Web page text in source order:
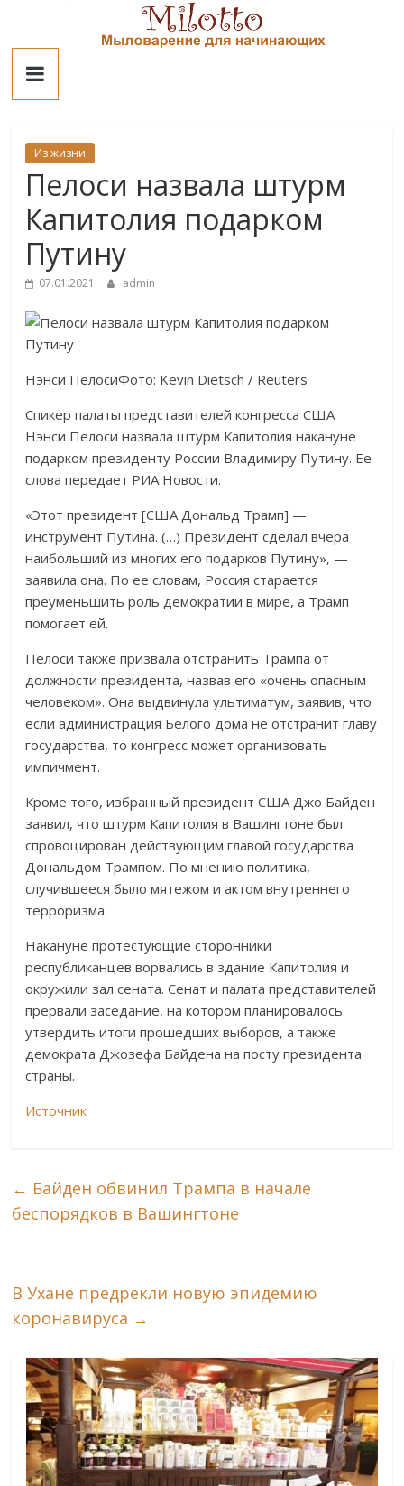
contentМилотто
Из жизни
Пелоси назвала штурм
Капитолия подарком
Путину
07.01.2021 admin
Нэнси ПелосиФото: Kevin Dietsch / Reuters
Спикер палаты представителей конгресса США
Нэнси Пелоси назвала штурм Капитолия накануне
подарком президенту России Владимиру Путину. Ее
слова передает РИА Новости.
«Этот президент [США Дональд Трамп] —
инструмент Путина. (…) Президент сделал вчера
наибольший из многих его подарков Путину», —
заявила она. По ее словам, Россия старается
преуменьшить роль демократии в мире, а Трамп
помогает ей.
Пелоси также призвала отстранить Трампа от
должности президента, назвав его «очень опасным
человеком». Она выдвинула ультиматум, заявив, что
если администрация Белого дома не отстранит главу
государства, то конгресс может организовать
импичмент.
Кроме того, избранный президент США Джо Байден
заявил, что штурм Капитолия в Вашингтоне был
спровоцирован действующим главой государства
Дональдом Трампом. По мнению политика,
случившееся было мятежом и актом внутреннего
терроризма.
Накануне протестующие сторонники
республиканцев ворвались в здание Капитолия и
окружили зал сената. Сенат и палата представителей
прервали заседание, на котором планировалось
утвердить итоги прошедших выборов, а также
демократа Джозефа Байдена на посту президента
страны.
Источник
← Байден обвинил Трампа в начале
беспорядков в Вашингтоне
В Ухане предрекли новую эпидемию
коронавируса →